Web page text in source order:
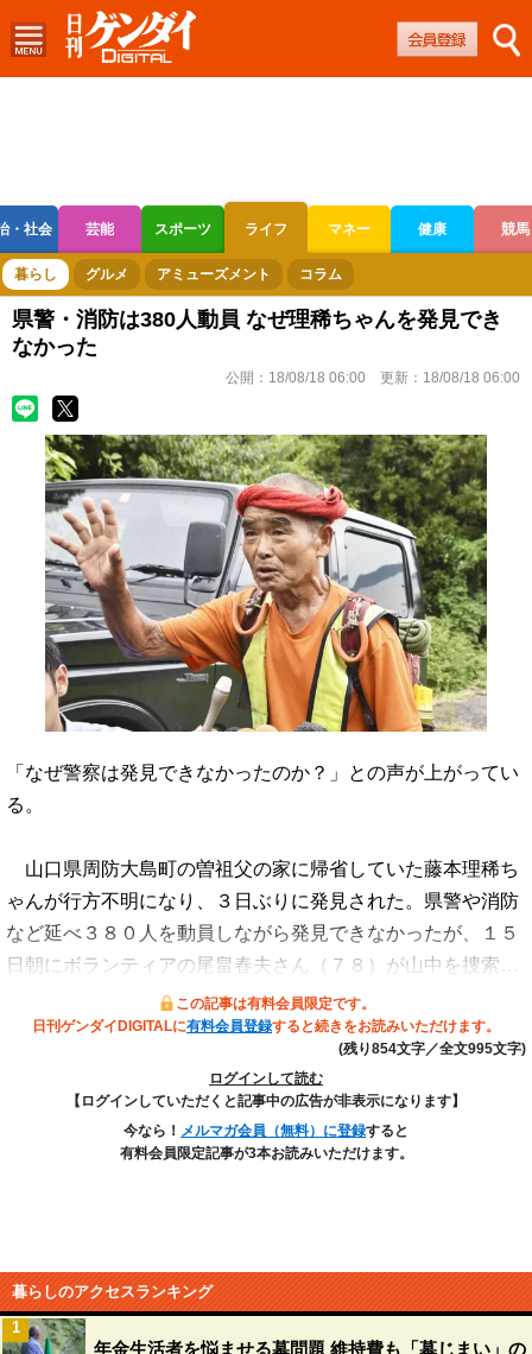
・社会 芸能 スポーツ ライフ マネー 健康 競馬
ボートレース 競輪 オートレース
暮らし グルメ アミューズメント コラム
県警・消防は380人動員 なぜ理稀ちゃんを発見でき
なかった
公開： 18/08/18 06:00 更新： 18/08/18 06:00
「なぜ警察は発見できなかったのか？」との声が上がってい
る。
山口県周防大島町の曽祖父の家に帰省していた藤本理稀ち
ゃんが行方不明になり、３日ぶりに発見された。県警や消防
など延べ３８０人を動員しながら発見できなかったが、１５
日朝にボランティアの尾畠春夫さん（７８）が山中を捜索…
この記事は有料会員限定です。
日刊ゲンダイDIGITALに有料会員登録すると続きをお読みいただけます。
(残り854文字／全文995文字)
ログインして読む
【ログインしていただくと記事中の広告が非表示になります】
今なら！ メルマガ会員（無料）に登録すると
有料会員限定記事が3本お読みいただけます。
暮らしのアクセスランキング
年金生活者を悩ませる墓問題 維持費も「墓じまい」の
1